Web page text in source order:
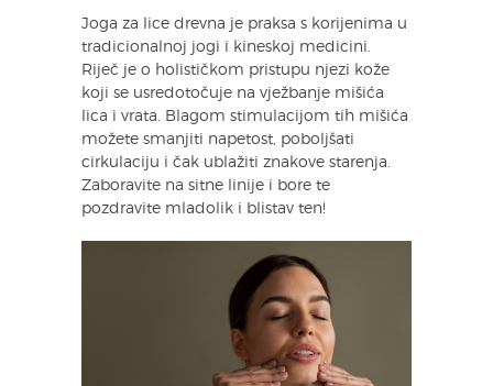
Joga za lice drevna je praksa s korijenima u
tradicionalnoj jogi i kineskoj medicini.
Riječ je o holističkom pristupu njezi kože
koji se usredotočuje na vježbanje mišića
lica i vrata. Blagom stimulacijom tih mišića
možete smanjiti napetost, poboljšati
cirkulaciju i čak ublažiti znakove starenja.
Zaboravite na sitne linije i bore te
pozdravite mladolik i blistav ten!